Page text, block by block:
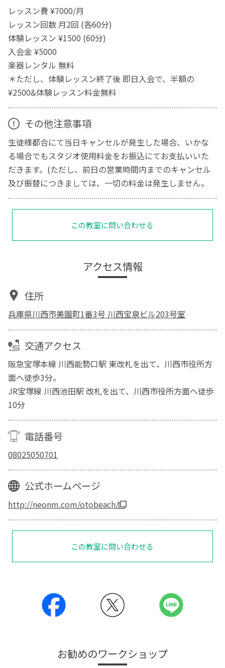
レッスン費 ¥7000/月
レッスン回数 月2回 (各60分)
体験レッスン ¥1500 (60分)
入会金 ¥5000
楽器レンタル 無料
＊ただし、体験レッスン終了後 即日入会で、半額の
¥2500&体験レッスン料金無料
その他注意事項
生徒様都合にて当日キャンセルが発生した場合、いかな
る場合でもスタジオ使用料金をお振込にてお支払いいた
だきます。(ただし、前日の営業時間内までのキャンセル
及び振替につきましては、一切の料金は発生しません。
この教室に問い合わせる
アクセス情報
住所
兵庫県川西市美園町1番3号 川西宝泉ビル203号室
交通アクセス
阪急宝塚本線 川西能勢口駅 東改札を出て、川西市役所方
面へ徒歩3分。
JR宝塚線 川西池田駅 改札を出て、川西市役所方面へ徒歩
10分
電話番号
08025050701
公式ホームページ
http://neonm.com/otobeach/
この教室に問い合わせる
お勧めのワークショップ